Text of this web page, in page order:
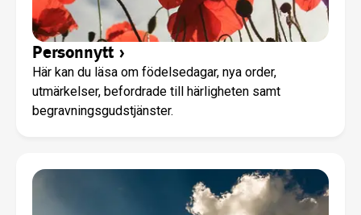
Personnytt ›
Här kan du läsa om födelsedagar, nya order,
utmärkelser, befordrade till härligheten samt
begravningsgudstjänster.